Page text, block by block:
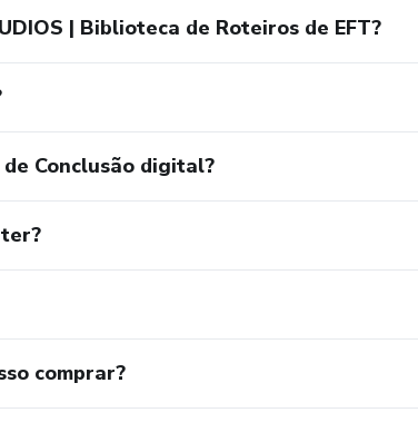
| Biblioteca de Roteiros de EFT?
Conclusão digital?
comprar?